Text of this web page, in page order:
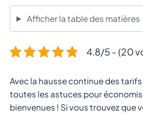
Afficher la table des matières
4.8/5 - (20
Avec la hausse continue des tarifs
toutes les astuces pour
bienvenues ! Si vous trouvez que